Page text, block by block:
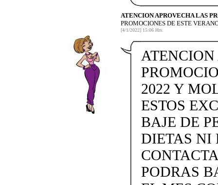
ATENCION APROVECHA LAS
PROMOCIONES DE ESTE
[4/1/2022] 15:06 Hrs.
2022 Y
ESTOS
BAJE DE
DIETAS NI
PODRAS